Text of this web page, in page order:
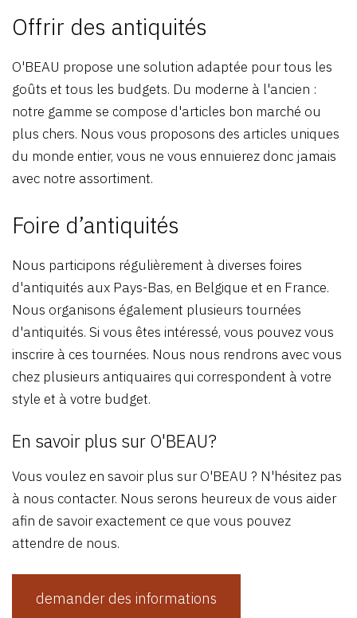
Offrir des antiquités
O'BEAU propose une solution adaptée pour tous les
goûts et tous les budgets. Du moderne à l'ancien :
notre gamme se compose d'articles bon marché ou
plus chers. Nous vous proposons des articles uniques
du monde entier, vous ne vous ennuierez donc jamais
avec notre assortiment.
Foire d’antiquités
Nous participons régulièrement à diverses foires
d'antiquités aux Pays-Bas, en Belgique et en France.
Nous organisons également plusieurs tournées
d'antiquités. Si vous êtes intéressé, vous pouvez vous
inscrire à ces tournées. Nous nous rendrons avec vous
chez plusieurs antiquaires qui correspondent à votre
style et à votre budget.
En savoir plus sur O'BEAU?
Vous voulez en savoir plus sur O'BEAU ? N'hésitez pas
à nous contacter. Nous serons heureux de vous aider
afin de savoir exactement ce que vous pouvez
attendre de nous.
demander des informations